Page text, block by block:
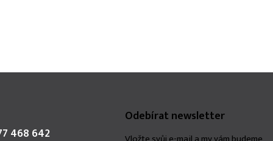
468 642
Odebírat newsletter